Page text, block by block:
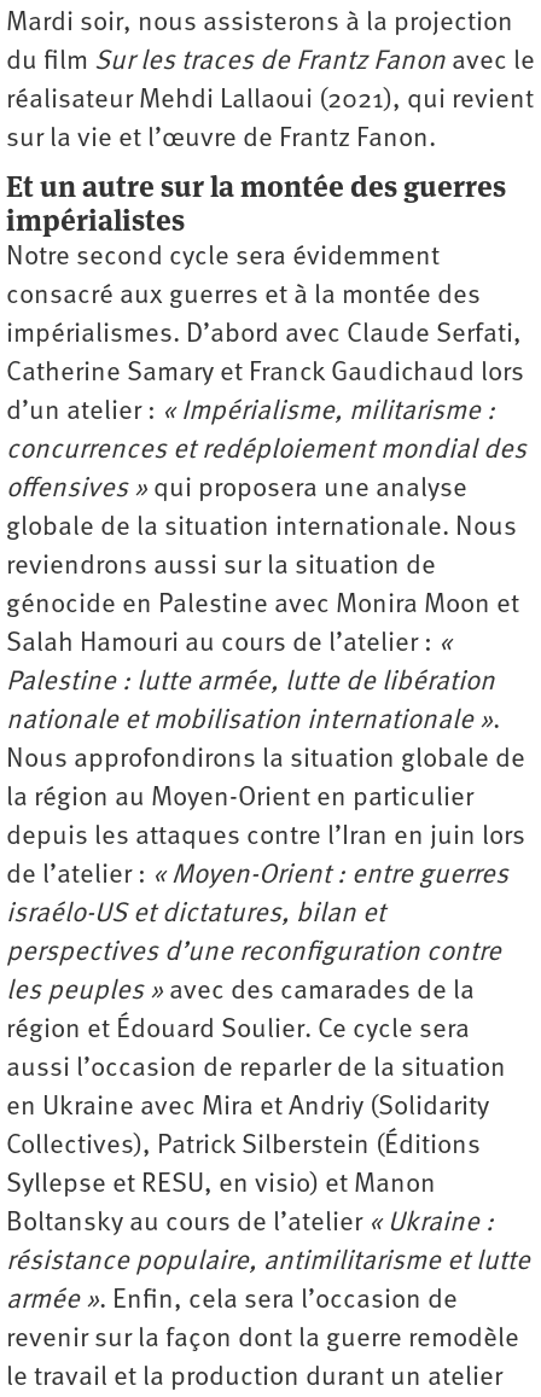
Mardi soir, nous assisterons à la projection
du film Sur les traces de Frantz Fanon avec le
réalisateur Mehdi Lallaoui (2021), qui revient
sur la vie et l’œuvre de Frantz Fanon.
Et un autre sur la montée des guerres
impérialistes
Notre second cycle sera évidemment
consacré aux guerres et à la montée des
impérialismes. D’abord avec Claude Serfati,
Catherine Samary et Franck Gaudichaud lors
d’un atelier : « Impérialisme, militarisme :
concurrences et redéploiement mondial des
offensives » qui proposera une analyse
globale de la situation internationale. Nous
reviendrons aussi sur la situation de
génocide en Palestine avec Monira Moon et
Salah Hamouri au cours de l’atelier : «
Palestine : lutte armée, lutte de libération
nationale et mobilisation internationale ».
Nous approfondirons la situation globale de
la région au Moyen-Orient en particulier
depuis les attaques contre l’Iran en juin lors
de l’atelier : « Moyen-Orient : entre guerres
israélo-US et dictatures, bilan et
perspectives d’une reconfiguration contre
les peuples » avec des camarades de la
région et Édouard Soulier. Ce cycle sera
aussi l’occasion de reparler de la situation
en Ukraine avec Mira et Andriy (Solidarity
Collectives), Patrick Silberstein (Éditions
Syllepse et RESU, en visio) et Manon
Boltansky au cours de l’atelier« Ukraine :
résistance populaire, antimilitarisme et lutte
armée ». Enfin, cela sera l’occasion de
revenir sur la façon dont la guerre remodèle
le travail et la production durant un atelier